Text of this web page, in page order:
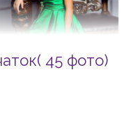
45 фото)